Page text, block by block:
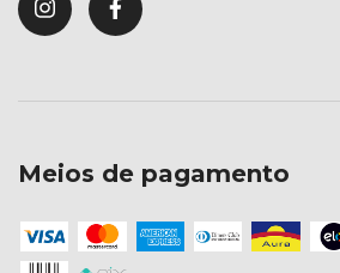
Meios de pagamento